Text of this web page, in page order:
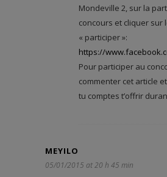
Mondeville 2, sur la
concours et cliquer sur
« participer »:
https://
Pour participer au
commenter cet article
tu comptes t’offrir
MEYILO
05/01/2015 at 20 h 45 min